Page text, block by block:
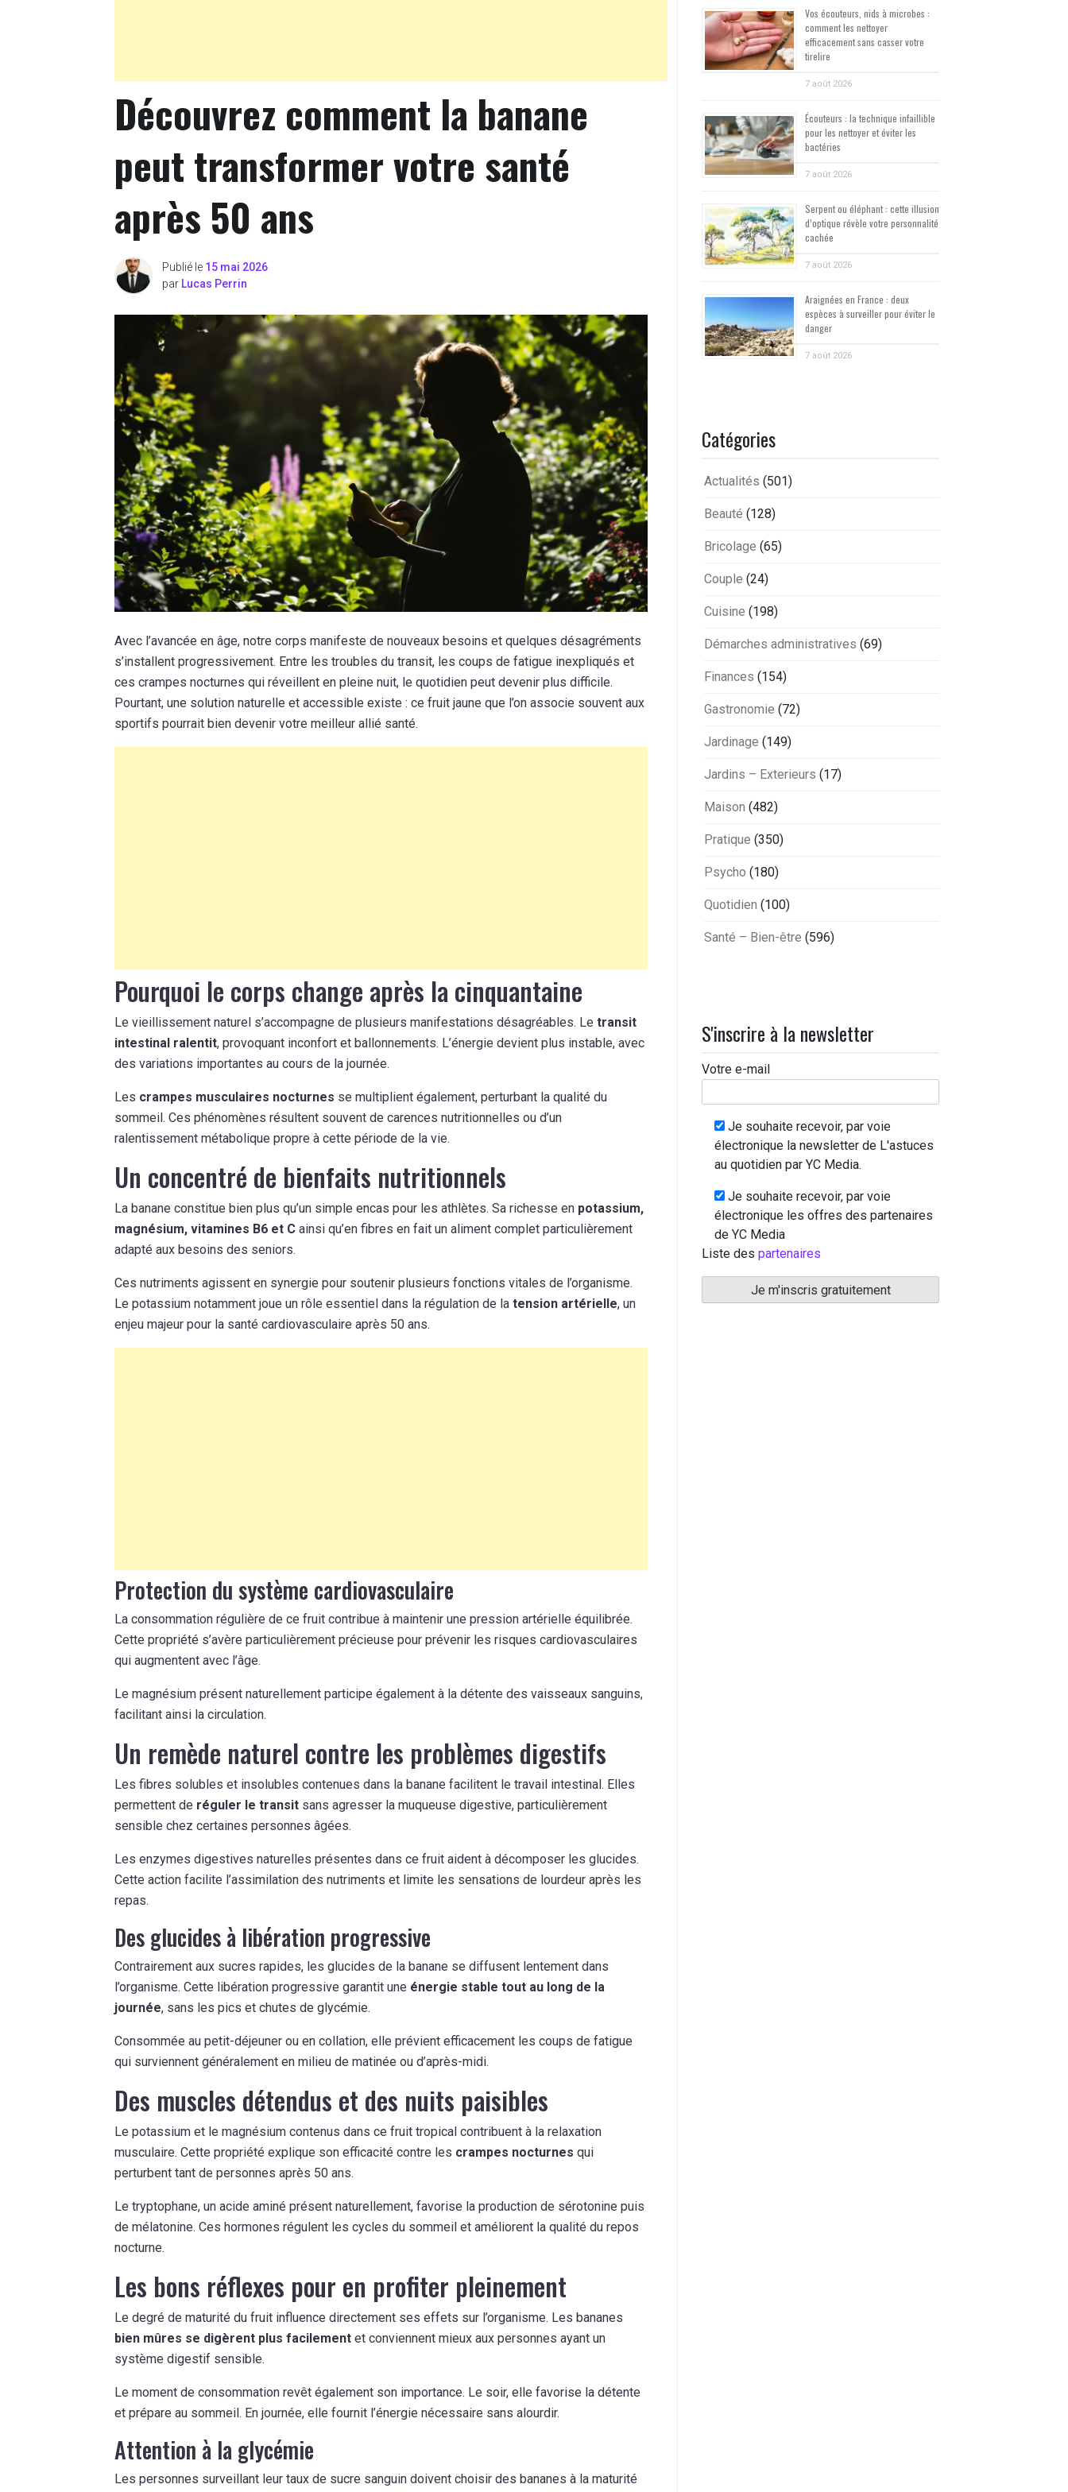
Découvrez comment la banane
peut transformer votre santé
après 50 ans
Publié le 15 mai 2026
par Lucas Perrin
Avec l’avancée en âge, notre corps manifeste de nouveaux besoins et quelques désagréments
s’installent progressivement. Entre les troubles du transit, les coups de fatigue inexpliqués et
ces crampes nocturnes qui réveillent en pleine nuit, le quotidien peut devenir plus difficile.
Pourtant, une solution naturelle et accessible existe : ce fruit jaune que l’on associe souvent aux
sportifs pourrait bien devenir votre meilleur allié santé.
Pourquoi le corps change après la cinquantaine
Le vieillissement naturel s’accompagne de plusieurs manifestations désagréables. Le transit
intestinal ralentit, provoquant inconfort et ballonnements. L’énergie devient plus instable, avec
des variations importantes au cours de la journée.
Les crampes musculaires nocturnes se multiplient également, perturbant la qualité du
sommeil. Ces phénomènes résultent souvent de carences nutritionnelles ou d’un
ralentissement métabolique propre à cette période de la vie.
Un concentré de bienfaits nutritionnels
La banane constitue bien plus qu’un simple encas pour les athlètes. Sa richesse en potassium,
magnésium, vitamines B6 et C ainsi qu’en fibres en fait un aliment complet particulièrement
adapté aux besoins des seniors.
Ces nutriments agissent en synergie pour soutenir plusieurs fonctions vitales de l’organisme.
Le potassium notamment joue un rôle essentiel dans la régulation de la tension artérielle, un
enjeu majeur pour la santé cardiovasculaire après 50 ans.
Protection du système cardiovasculaire
La consommation régulière de ce fruit contribue à maintenir une pression artérielle équilibrée.
Cette propriété s’avère particulièrement précieuse pour prévenir les risques cardiovasculaires
qui augmentent avec l’âge.
Le magnésium présent naturellement participe également à la détente des vaisseaux sanguins,
facilitant ainsi la circulation.
Un remède naturel contre les problèmes digestifs
Les fibres solubles et insolubles contenues dans la banane facilitent le travail intestinal. Elles
permettent de réguler le transit sans agresser la muqueuse digestive, particulièrement
sensible chez certaines personnes âgées.
Les enzymes digestives naturelles présentes dans ce fruit aident à décomposer les glucides.
Cette action facilite l’assimilation des nutriments et limite les sensations de lourdeur après les
repas.
Des glucides à libération progressive
Contrairement aux sucres rapides, les glucides de la banane se diffusent lentement dans
l’organisme. Cette libération progressive garantit une énergie stable tout au long de la
journée, sans les pics et chutes de glycémie.
Consommée au petit-déjeuner ou en collation, elle prévient efficacement les coups de fatigue
qui surviennent généralement en milieu de matinée ou d’après-midi.
Des muscles détendus et des nuits paisibles
Le potassium et le magnésium contenus dans ce fruit tropical contribuent à la relaxation
musculaire. Cette propriété explique son efficacité contre les crampes nocturnes qui
perturbent tant de personnes après 50 ans.
Le tryptophane, un acide aminé présent naturellement, favorise la production de sérotonine puis
de mélatonine. Ces hormones régulent les cycles du sommeil et améliorent la qualité du repos
nocturne.
Les bons réflexes pour en profiter pleinement
Le degré de maturité du fruit influence directement ses effets sur l’organisme. Les bananes
bien mûres se digèrent plus facilement et conviennent mieux aux personnes ayant un
système digestif sensible.
Le moment de consommation revêt également son importance. Le soir, elle favorise la détente
et prépare au sommeil. En journée, elle fournit l’énergie nécessaire sans alourdir.
Attention à la glycémie
Les personnes surveillant leur taux de sucre sanguin doivent choisir des bananes à la maturité
Vos écouteurs, nids à microbes :
comment les nettoyer
efficacement sans casser votre
tirelire
7 août 2026
Écouteurs : la technique infaillible
pour les nettoyer et éviter les
bactéries
7 août 2026
Serpent ou éléphant : cette illusion
d’optique révèle votre personnalité
cachée
7 août 2026
Araignées en France : deux
espèces à surveiller pour éviter le
danger
7 août 2026
Catégories
Actualités (501)
Beauté (128)
Bricolage (65)
Couple (24)
Cuisine (198)
Démarches administratives (69)
Finances (154)
Gastronomie (72)
Jardinage (149)
Jardins – Exterieurs (17)
Maison (482)
Pratique (350)
Psycho (180)
Quotidien (100)
Santé – Bien-être (596)
S'inscrire à la newsletter
Votre e-mail
Je souhaite recevoir, par voie
électronique la newsletter de L'astuces
au quotidien par YC Media.
Je souhaite recevoir, par voie
électronique les offres des partenaires
de YC Media
Liste des partenaires